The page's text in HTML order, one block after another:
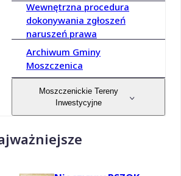
Wewnętrzna procedura
dokonywania zgłoszeń
naruszeń prawa
Archiwum Gminy
Moszczenica
Moszczenickie Tereny
Inwestycyjne